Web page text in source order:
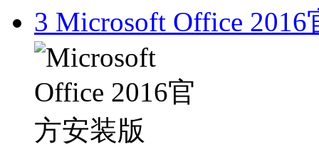
3 Microsoft Office